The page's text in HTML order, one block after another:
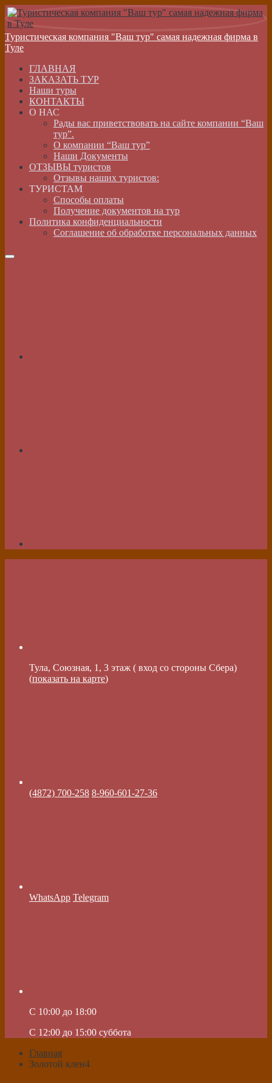
Туристическая компания "Ваш тур" самая надежная фирма в
Туле
ГЛАВНАЯ
ЗАКАЗАТЬ ТУР
Наши туры
КОНТАКТЫ
О НАС
Рады вас приветствовать на сайте компании “Ваш
тур”.
О компании “Ваш тур”
Наши Документы
ОТЗЫВЫ туристов
Отзывы наших туристов:
ТУРИСТАМ
Способы оплаты
Получение документов на тур
Политика конфиденциальности
Соглашение об обработке персональных данных
Тула, Союзная, 1, 3 этаж ( вход со стороны Сбера)
(показать на карте)
(4872) 700-258 8-960-601-27-36
WhatsApp Telegram
C 10:00 до 18:00
C 12:00 до 15:00 суббота
Главная
Золотой клен4